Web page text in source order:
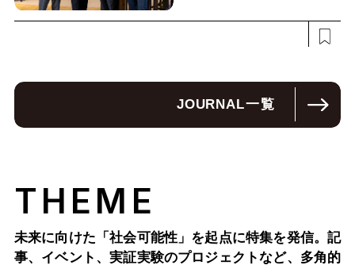
JOURNAL一覧
THEME
未来に向けた「社会可能性」を起点に特集を発信。記
事、イベント、実証実験のプロジェクトなど、多角的